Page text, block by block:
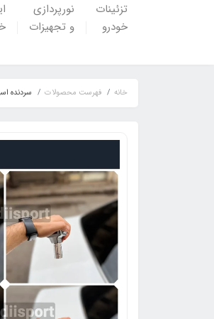
تزئینات
خودرو
نورپردازی
و تجهیزات
خانه فهرست محصولات سردنده